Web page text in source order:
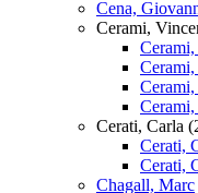
Cena,
Cerami,
Cerati, Carla
Cerati,
Cerati,
Chagall, Marc